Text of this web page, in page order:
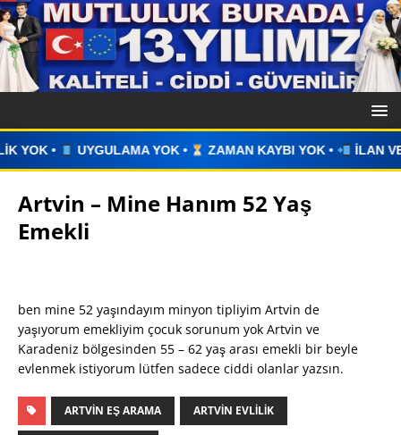
• ZAMAN KAYBI YOK • İLAN VERİN • WHATSAPP
Artvin – Mine Hanım 52 Yaş
Emekli
ben mine 52 yaşındayım minyon tipliyim Artvin de
yaşıyorum emekliyim çocuk sorunum yok Artvin ve
Karadeniz bölgesinden 55 – 62 yaş arası emekli bir beyle
evlenmek istiyorum lütfen sadece ciddi olanlar yazsın.
ARTVIN EŞ ARAMA ARTVIN EVLILIK